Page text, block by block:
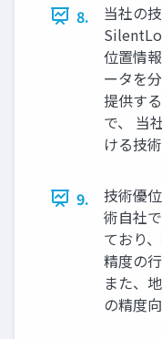
8.
当社の
位置情
ータを
提供す
で、 当
ける技
9.
技術優
術自社
ており
精度の
また、
の精度